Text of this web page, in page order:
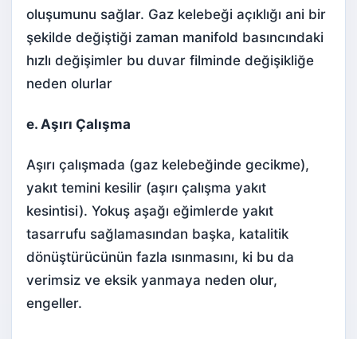
oluşumunu sağlar. Gaz kelebeği açıklığı ani bir
şekilde değiştiği zaman manifold basıncındaki
hızlı değişimler bu duvar filminde değişikliğe
neden olurlar
e. Aşırı Çalışma
Aşırı çalışmada (gaz kelebeğinde gecikme),
yakıt temini kesilir (aşırı çalışma yakıt
kesintisi). Yokuş aşağı eğimlerde yakıt
tasarrufu sağlamasından başka, katalitik
dönüştürücünün fazla ısınmasını, ki bu da
verimsiz ve eksik yanmaya neden olur,
engeller.